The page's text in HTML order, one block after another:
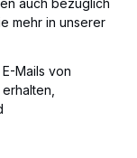
auch bezüglich
mehr in unserer
Mails von